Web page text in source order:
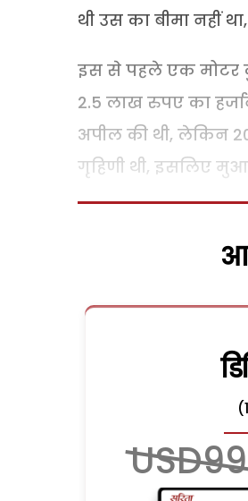
थी उस का बीमा नहीं
इस से पहले एक मोटर
2.5 लाख रुपए का
अपील की थी, लेकिन
गृहिणी थी, इसलिए
USD99